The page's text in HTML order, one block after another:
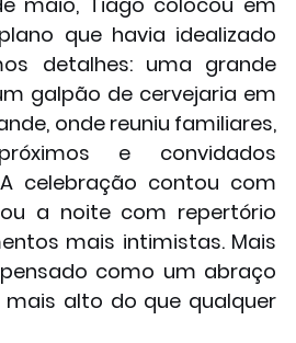
que havia idealizado
detalhes: uma grande
galpão de cervejaria em
onde reuniu familiares,
e convidados
celebração contou com
a noite com repertório
mais intimistas. Mais
como um abraço
alto do que qualquer